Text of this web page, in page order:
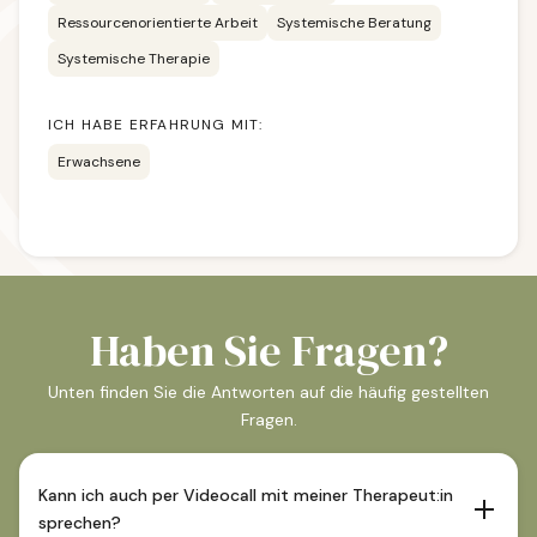
Ressourcenorientierte Arbeit
Systemische Beratung
Systemische Therapie
ICH HABE ERFAHRUNG MIT:
Erwachsene
Haben Sie Fragen?
Unten finden Sie die Antworten auf die häufig gestellten
Fragen.
Kann ich auch per Videocall mit meiner Therapeut:in
sprechen?